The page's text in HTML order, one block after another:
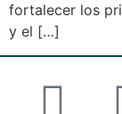
fortalecer los
y el […]